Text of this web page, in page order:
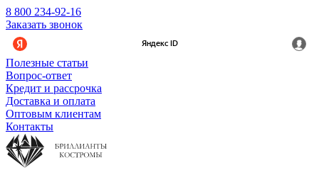
8 800 234-92-16
Заказать звонок
Полезные статьи
Вопрос-ответ
Кредит и рассрочка
Доставка и оплата
Оптовым клиентам
Контакты